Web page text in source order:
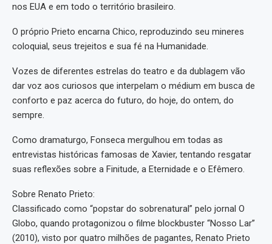
nos EUA e em todo o território brasileiro.
O próprio Prieto encarna Chico, reproduzindo seu mineres
coloquial, seus trejeitos e sua fé na Humanidade.
Vozes de diferentes estrelas do teatro e da dublagem vão
dar voz aos curiosos que interpelam o médium em busca de
conforto e paz acerca do futuro, do hoje, do ontem, do
sempre.
Como dramaturgo, Fonseca mergulhou em todas as
entrevistas históricas famosas de Xavier, tentando resgatar
suas reflexões sobre a Finitude, a Eternidade e o Efêmero.
Sobre Renato Prieto:
Classificado como “popstar do sobrenatural” pelo jornal O
Globo, quando protagonizou o filme blockbuster “Nosso Lar”
(2010), visto por quatro milhões de pagantes, Renato Prieto